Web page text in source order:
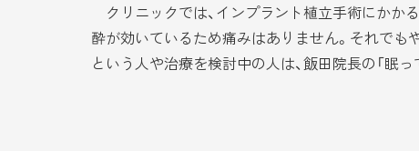
クリニックでは、インプラント植立手術にかか
酔が効いているため痛みはありません。それで
という人や治療を検討中の人は、飯田院長の「眠